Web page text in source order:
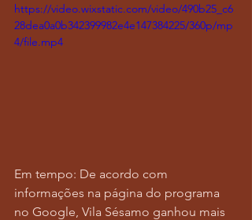
https://video.wixstatic.com/video/490b25_c6
28dea0a0b342399982e4e147384225/360p/mp
4/file.mp4
Em tempo: De acordo com
informações na página do programa
no Google, Vila Sésamo ganhou mais